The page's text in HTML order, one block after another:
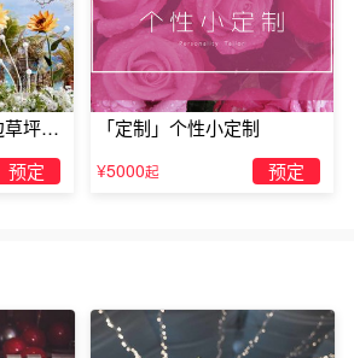
策划为大家整理的潮州能准备求婚的
大家分享到这里了，如果大家想要了
求婚的酒店的内容，欢迎关注
官网！
草坪浪
预定
「定制」个性小定制
¥5000起 预定